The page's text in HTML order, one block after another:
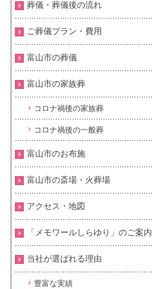
葬儀・葬儀後の流れ
ご葬儀プラン・費用
富山市の葬儀
富山市の家族葬
コロナ禍後の家族葬
コロナ禍後の一般葬
富山市のお布施
富山市の斎場・火葬場
アクセス・地図
「メモワールしらゆり」のご案内
当社が選ばれる理由
豊富な実績